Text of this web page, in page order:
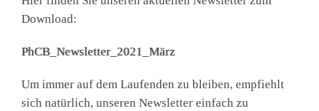
Download:
PhCB_Newsletter_2021_März
Um immer auf dem Laufenden zu bleiben, empfiehlt
sich natürlich, unseren Newsletter einfach zu